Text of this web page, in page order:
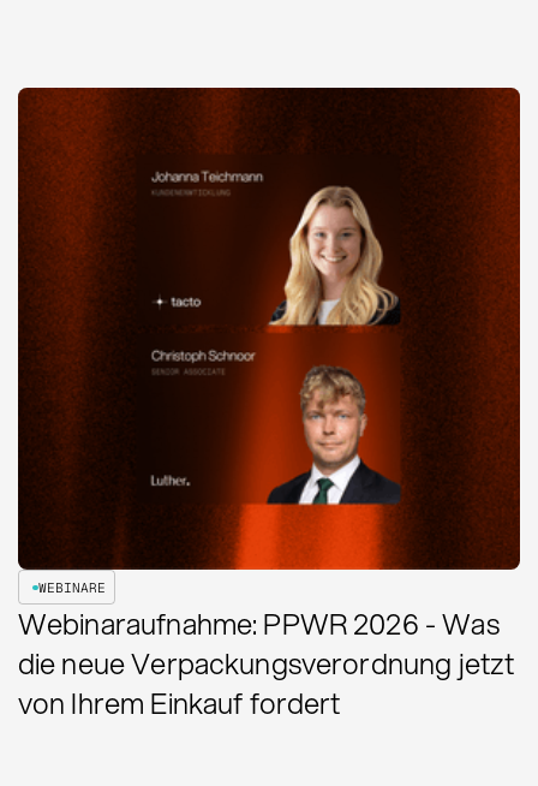
WEBINARE
Webinaraufnahme: PPWR 2026 - Was
die neue Verpackungsverordnung jetzt
von Ihrem Einkauf fordert